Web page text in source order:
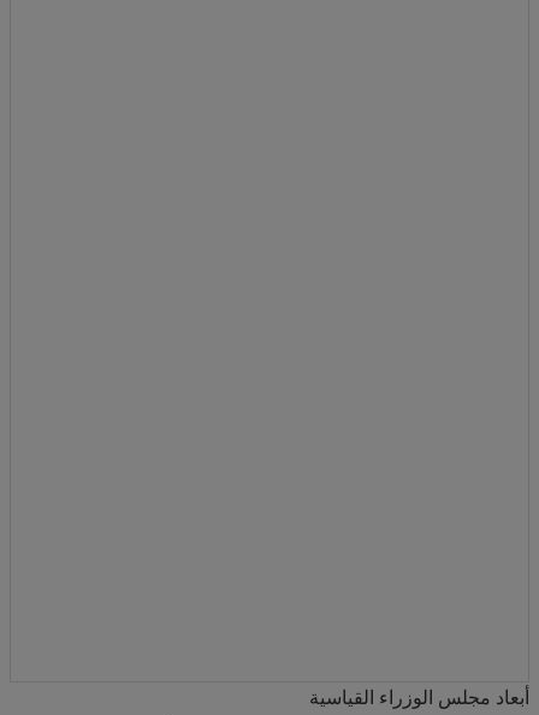
أبعاد مجلس الوزراء القياسية